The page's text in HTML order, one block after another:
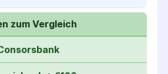
zum Vergleich